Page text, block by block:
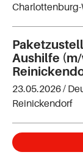
Aushilfe
23.05.2026 /
Reinickendorf